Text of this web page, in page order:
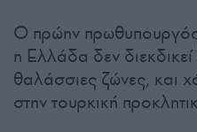
Ο πρώην
η Ελλάδα δεν
θαλάσσιες ζώνες, και
στην τουρκική